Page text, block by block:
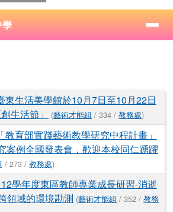
國民中學
⏸
學
東生活美學館於10月7日至10月22日
生活節」
(藝術才能組 / 334 / 教務處)
「教育部實踐藝術教學研究中程計畫」
案例全國發表會，歡迎本校同仁踴躍
/ 273 / 教務處)
學年度東區教師專業成長研習-消逝
領域的環境勘測 (藝術才能組 / 352 / 教務